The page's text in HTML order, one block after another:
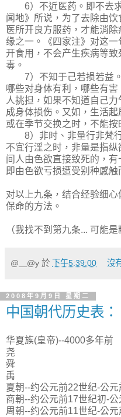
6）不近医药。即不去求
闻地》所说，为了去除由
医所开良方服药，才能消
缘之一。《四家注》对这
开食用，不会产生疾病等
毒。
7）不知于己若损若益。
哪些对身体有利，哪些有
人挑担，如果不知道自己
成身体损伤。又如，生活起
或在季节交换之时，不能
8）非时、非量行非梵行
不宜行淫之时，非量是指
间人由色欲直接致死的，有
即由色欲亏损遭受别种感触
对以上九条，结合经验细
保命的方法。
（我找不到第九条... 可能
@＿@y 於 下午5:39:00 沒
2008年9月9日 星期二
中国朝代历史表：
华夏族(皇帝)--4000多年前
尧
舜
禹
夏朝--约公元前22世纪-公元
商朝--约公元前17世纪初-
周朝--约公元前11世纪-公